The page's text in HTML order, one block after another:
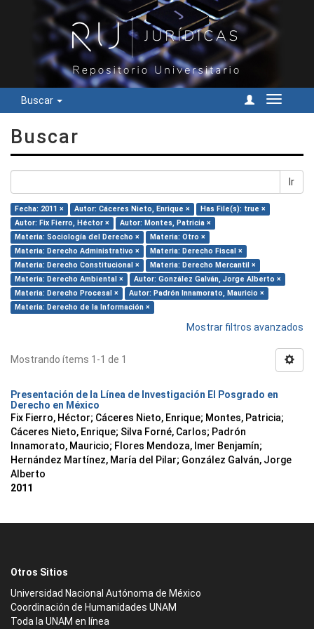
Buscar
Cambiar
Buscar
Ir
Fecha: 2011 × Autor: Cáceres Nieto, Enrique ×
Has File(s): true ×
Autor: Fix Fierro, Héctor ×
Autor: Montes, Patricia ×
Materia: Sociología del Derecho ×
Materia: Otro ×
Materia: Derecho Administrativo ×
Materia: Derecho Fiscal ×
Materia: Derecho Constitucional ×
Materia: Derecho Mercantil ×
Materia: Derecho Ambiental ×
Autor: González Galván, Jorge Alberto ×
Materia: Derecho Procesal ×
Autor: Padrón Innamorato, Mauricio ×
Materia: Derecho de la Información ×
Mostrar filtros avanzados
Mostrando ítems 1-1 de 1
Presentación de la Línea de Investigación El Posgrado en
Derecho en México
Fix Fierro, Héctor; Cáceres Nieto, Enrique; Montes, Patricia;
Cáceres Nieto, Enrique; Silva Forné, Carlos; Padrón
Innamorato, Mauricio; Flores Mendoza, Imer Benjamín;
Hernández Martínez, María del Pilar; González Galván, Jorge
Alberto
2011
Otros Sitios
Universidad Nacional Autónoma de México
Coordinación de Humanidades UNAM
Toda la UNAM en línea